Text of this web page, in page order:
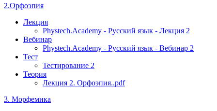
2.Орфоэпия
Лекция
Phystech.Academy - Русский язык - Лекция 2
Вебинар
Phystech.Academy - Русский язык - Вебинар 2
Тест
Тестирование 2
Теория
Лекция 2. Орфоэпия..pdf
3. Морфемика